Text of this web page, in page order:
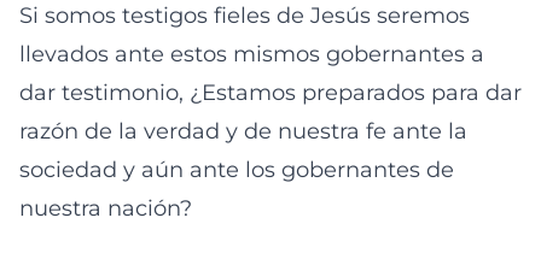
Si somos testigos fieles de Jesús seremos
llevados ante estos mismos gobernantes a
dar testimonio, ¿Estamos preparados para dar
razón de la verdad y de nuestra fe ante la
sociedad y aún ante los gobernantes de
nuestra nación?